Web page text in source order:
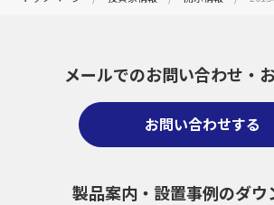
メールでのお問い合わせ・
お問い合わせする
製品案内・設置事例のダウ